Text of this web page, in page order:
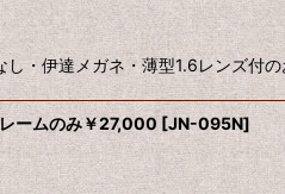
伊達メガネ・薄型1.6レンズ付
ムのみ￥27,000 [JN-095N]